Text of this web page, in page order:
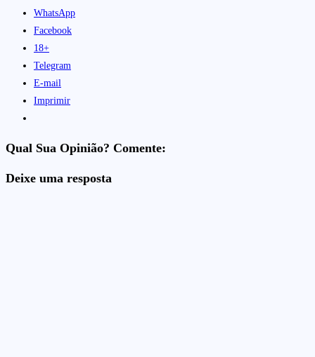
WhatsApp
Facebook
18+
Telegram
E-mail
Imprimir
Qual Sua Opinião? Comente:
Deixe uma resposta